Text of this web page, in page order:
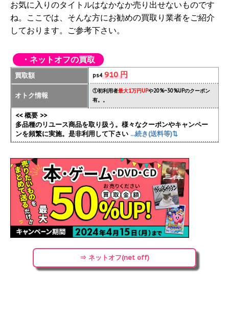
お気に入りのタイトルはなかなか売り出せないものです
ね。ここでは、そんな方にお勧めの買取り業者をご紹介
しております。ご参考下さい。
・ネットオフの買取
買取額 ps4910 円
オトク情報
①初利用者最大1万円UPや20%~30%UPのクーポン
有。。
<< 概要 >>
多品種のリユース商品を取り扱う。様々なクーポンやキャンペー
ンを頻繁に実施。是非利用して下さい ...続き(送料等)⇅
⇒ ネットオフ(net off)